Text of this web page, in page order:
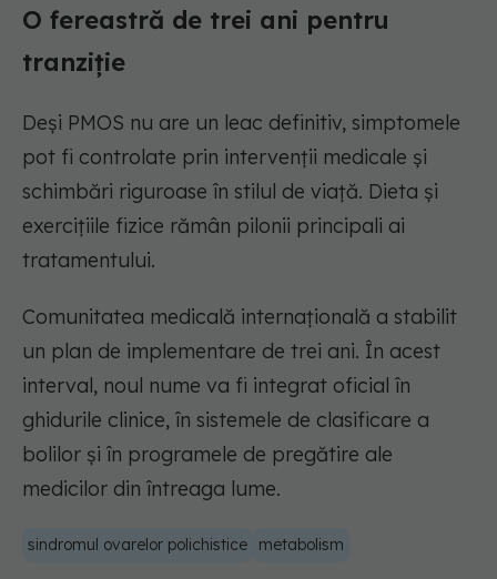
O fereastră de trei ani pentru
tranziție
Deși PMOS nu are un leac definitiv, simptomele
pot fi controlate prin intervenții medicale și
schimbări riguroase în stilul de viață. Dieta și
exercițiile fizice rămân pilonii principali ai
tratamentului.
Comunitatea medicală internațională a stabilit
un plan de implementare de trei ani. În acest
interval, noul nume va fi integrat oficial în
ghidurile clinice, în sistemele de clasificare a
bolilor și în programele de pregătire ale
medicilor din întreaga lume.
sindromul ovarelor polichistice metabolism